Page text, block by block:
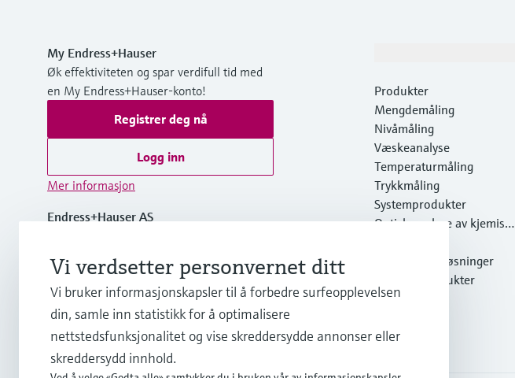
My Endress+Hauser
Øk effektiviteten og spar verdifull tid med
en My Endress+Hauser-konto!
Registrer deg nå
Logg inn
Mer informasjon
Endress+Hauser AS
NO 923 897 127 MVA
info.no@endress.com
Produkter
Mengdemåling
Nivåmåling
Væskeanalyse
Temperaturmåling
Trykkmåling
Systemprodukter
Optisk analyse av kjemiske
Programvareløsninger
Utvalgte produkter
Onlineverktøy
Vi verdsetter personvernet ditt
Vi bruker informasjonskapsler til å forbedre surfeopplevelsen
din, samle inn statistikk for å optimalisere
nettstedsfunksjonalitet og vise skreddersydde annonser eller
skreddersydd innhold.